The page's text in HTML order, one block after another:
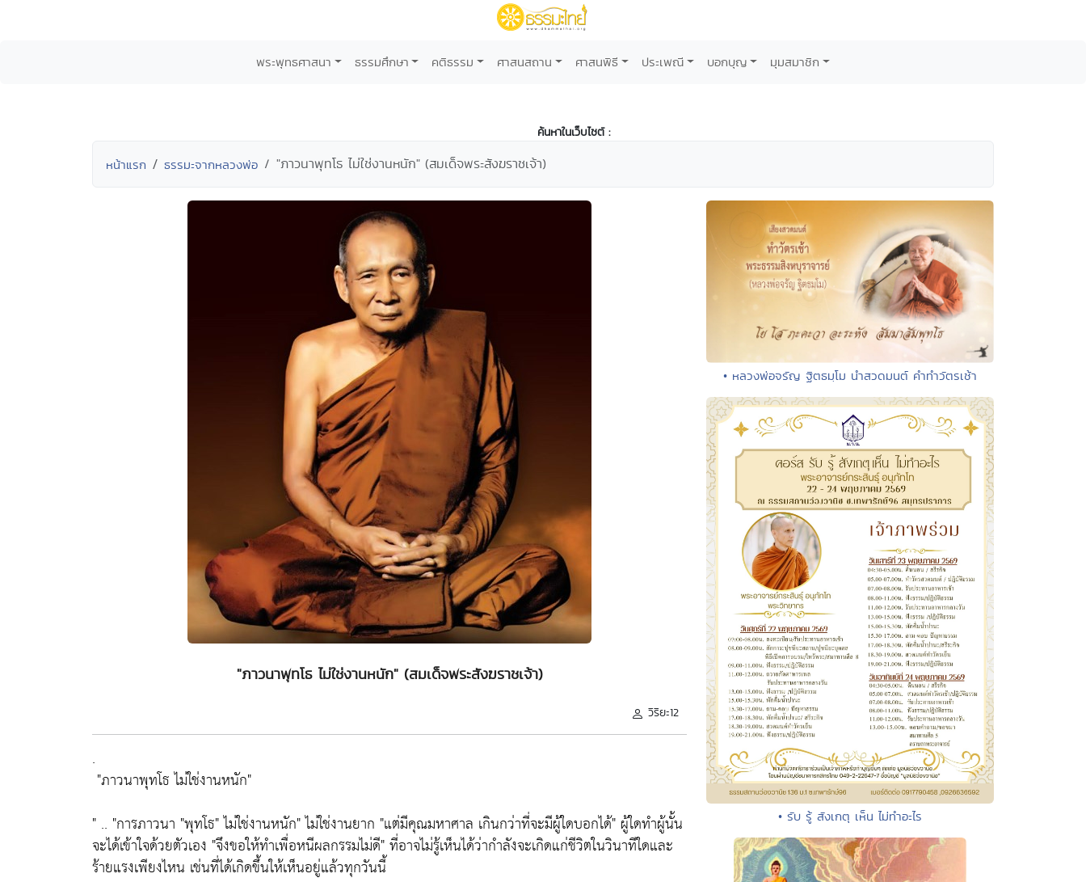
พระพุทธศาสนา ธรรมศึกษา คติธรรม ศาสนสถาน ศาสนพิธี ประเพณี บอกบุญ มุมสมาชิก
ค้นหาในเว็บไซต์ :
หน้าแรก ธรรมะจากหลวงพ่อ "ภาวนาพุทโธ ไม่ใช่งานหนัก" (สมเด็จพระสังฆราชเจ้า)
"ภาวนาพุทโธ ไม่ใช่งานหนัก" (สมเด็จพระสังฆราชเจ้า)
วิริยะ12
.
"ภาวนาพุทโธ ไม่ใช่งานหนัก"
" .. "การภาวนา "พุทโธ" ไม่ใช่งานหนัก"ไม่ใช่งานยาก "แต่มีคุณมหาศาล เกินกว่าที่จะมีผู้ใดบอกได้" ผู้ใดทำผู้นั้น
จะได้เข้าใจด้วยตัวเอง "จึงขอให้ทำเพื่อหนีผลกรรมไม่ดี"ที่อาจไม่รู้เห็นได้ว่ากำลังจะเกิดแก่ชีวิตในวินาทีใดและ
ร้ายแรงเพียงไหน เช่นที่ได้เกิดขึ้นให้เห็นอยู่แล้วทุกวันนี้
• หลวงพ่อจรัญ ฐิตธมฺโม นำสวดมนต์ คำทำวัตรเช้า
• รับ รู้ สังเกตุ เห็น ไม่ทำอะไร